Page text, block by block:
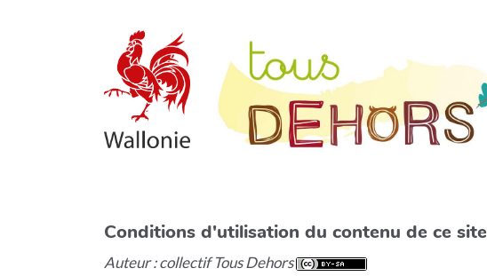
Conditions d'utilisation du contenu de ce site
Auteur : collectif Tous Dehors